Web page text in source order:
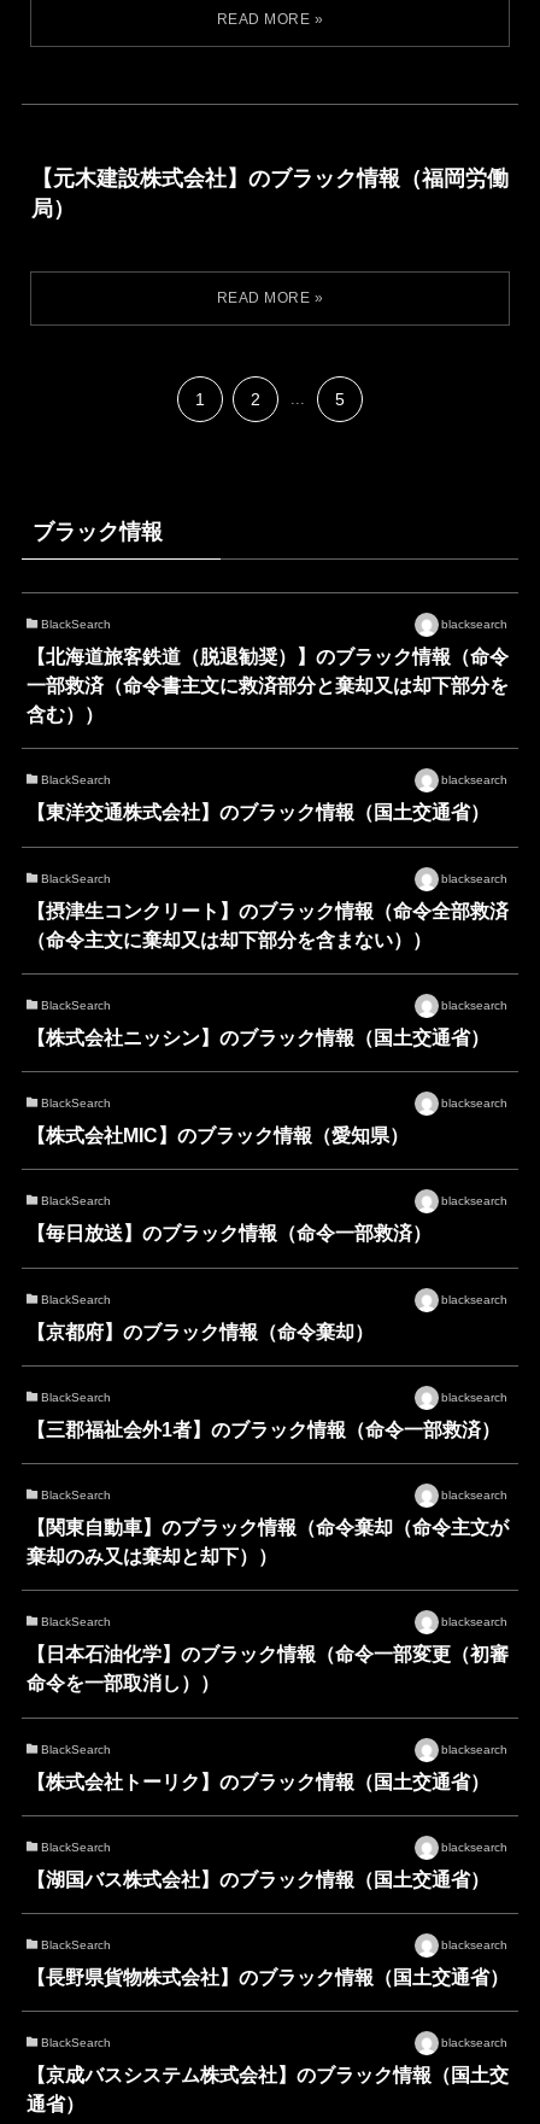
【元木建設株式会社】のブラック情報（福岡労働
局）
1 2 5
ブラック情報
BlackSearch blacksearch
【北海道旅客鉄道（脱退勧奨）】のブラック情報（命令
一部救済（命令書主文に救済部分と棄却又は却下部分を
含む））
BlackSearch blacksearch
【東洋交通株式会社】のブラック情報（国土交通省）
BlackSearch blacksearch
【摂津生コンクリート】のブラック情報（命令全部救済
（命令主文に棄却又は却下部分を含まない））
BlackSearch blacksearch
【株式会社ニッシン】のブラック情報（国土交通省）
BlackSearch blacksearch
【株式会社MIC】のブラック情報（愛知県）
BlackSearch blacksearch
【毎日放送】のブラック情報（命令一部救済）
BlackSearch blacksearch
【京都府】のブラック情報（命令棄却）
BlackSearch blacksearch
【三郡福祉会外1者】のブラック情報（命令一部救済）
BlackSearch blacksearch
【関東自動車】のブラック情報（命令棄却（命令主文が
棄却のみ又は棄却と却下））
BlackSearch blacksearch
【日本石油化学】のブラック情報（命令一部変更（初審
命令を一部取消し））
BlackSearch blacksearch
【株式会社トーリク】のブラック情報（国土交通省）
BlackSearch blacksearch
【湖国バス株式会社】のブラック情報（国土交通省）
BlackSearch blacksearch
【長野県貨物株式会社】のブラック情報（国土交通省）
BlackSearch blacksearch
【京成バスシステム株式会社】のブラック情報（国土交
通省）